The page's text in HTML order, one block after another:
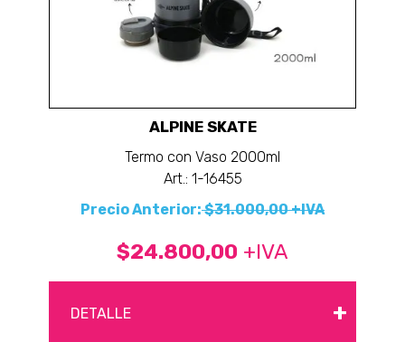
ALPINE SKATE
Termo con Vaso 2000ml
Art.: 1-16455
Precio Anterior:$31.000,00 +IVA
$24.800,00 +IVA
DETALLE +